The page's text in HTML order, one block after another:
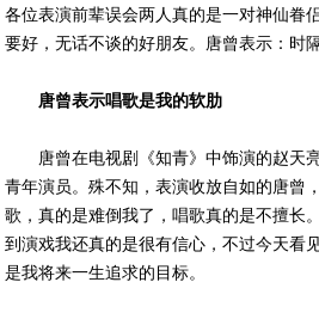
各位表演前辈误会两人真的是一对神仙眷
要好，无话不谈的好朋友。唐曾表示：时
唐曾表示唱歌是我的软肋
唐曾在电视剧《知青》中饰演的赵天亮
青年演员。殊不知，表演收放自如的唐曾
歌，真的是难倒我了，唱歌真的是不擅长
到演戏我还真的是很有信心，不过今天看
是我将来一生追求的目标。